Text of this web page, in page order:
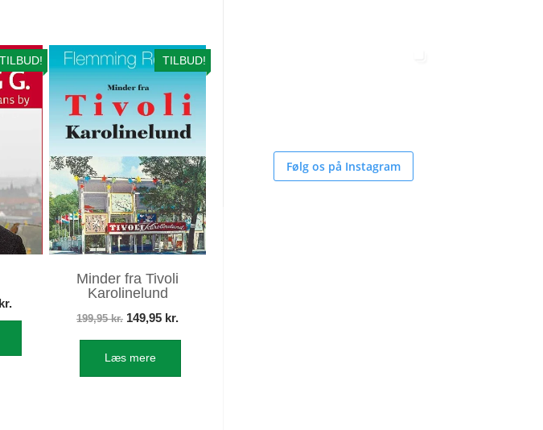
TILBUD!
kr.
aktuelle
TILBUD!
Minder fra Tivoli
Karolinelund
199,95kr. Den
oprindelige
pris
149,95 kr.
aktuelle
Læs mere
Følg os på Instagram